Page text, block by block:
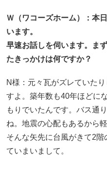
Ｗ（ワコーズホーム）：本
います。
早速お話しを伺います。ま
たきっかけは何ですか？
N様：元々瓦がズレていた
すよ。築年数も40年ほどに
もりでいたんです。バス通
ね。地震の心配もあるから
そんな矢先に台風がきて2
ていまいまして。